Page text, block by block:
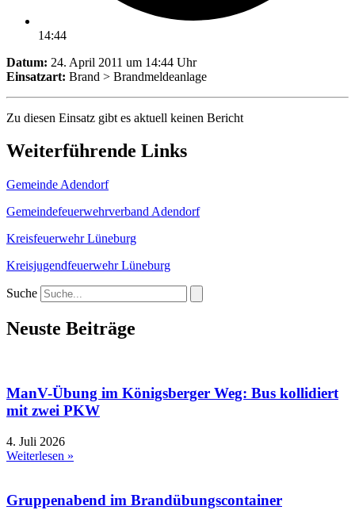
14:44
Datum: 24. April 2011 um 14:44 Uhr
Einsatzart: Brand > Brandmeldeanlage
Zu diesen Einsatz gibt es aktuell keinen Bericht
Weiterführende Links
Gemeinde Adendorf
Gemeindefeuerwehrverband Adendorf
Kreisfeuerwehr Lüneburg
Kreisjugendfeuerwehr Lüneburg
Suche
Neuste Beiträge
ManV-Übung im Königsberger Weg: Bus kollidiert
mit zwei PKW
4. Juli 2026
Weiterlesen »
Gruppenabend im Brandübungscontainer